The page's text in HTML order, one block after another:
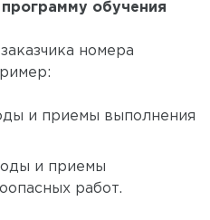
программу обучения
номера
и приемы выполнения
и приемы
работ.